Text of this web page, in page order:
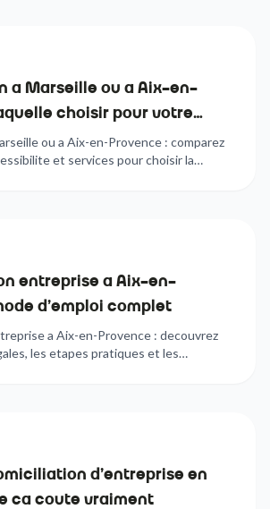
a Marseille ou a Aix-en-
choisir pour votre
ou a Aix-en-Provence : comparez
et services pour choisir la
entreprise a Aix-en-
d'emploi complet
a Aix-en-Provence : decouvrez
les etapes pratiques et les
d'entreprise en
ca coute vraiment